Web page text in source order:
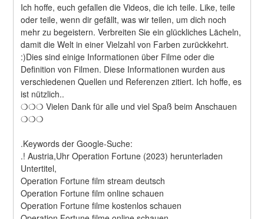
Ich hoffe, euch gefallen die Videos, die ich teile. Like, teile
oder teile, wenn dir gefällt, was wir teilen, um dich noch
mehr zu begeistern. Verbreiten Sie ein glückliches Lächeln,
damit die Welt in einer Vielzahl von Farben zurückkehrt.
:)Dies sind einige Informationen über Filme oder die
Definition von Filmen. Diese Informationen wurden aus
verschiedenen Quellen und Referenzen zitiert. Ich hoffe, es
ist nützlich..
❍❍❍ Vielen Dank für alle und viel Spaß beim Anschauen
❍❍❍
.Keywords der Google-Suche:
.! Austria,Uhr Operation Fortune (2023) herunterladen
Untertitel,
Operation Fortune film stream deutsch
Operation Fortune film online schauen
Operation Fortune filme kostenlos schauen